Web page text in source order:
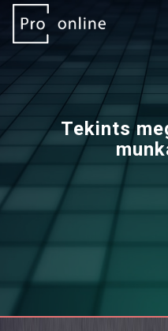
Tekints